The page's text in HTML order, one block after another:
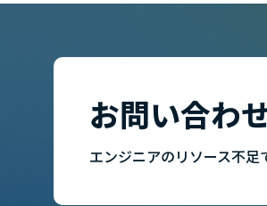
お問い合わ
エンジニアのリソース不